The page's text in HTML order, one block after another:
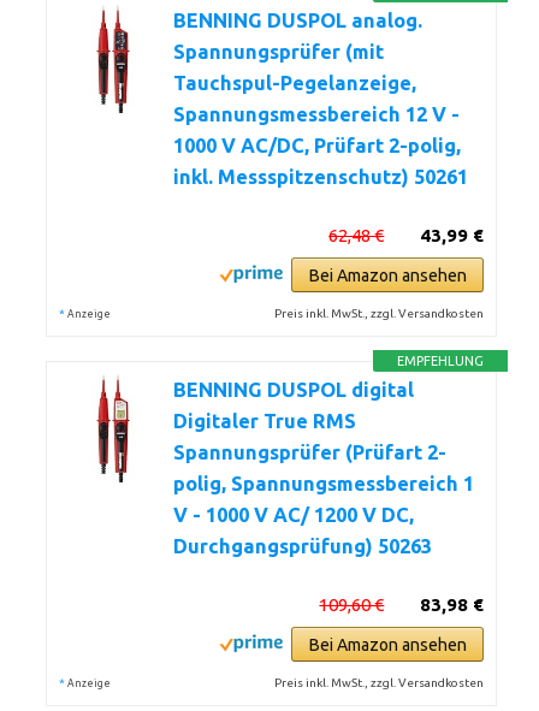
BENNING DUSPOL analog.
Spannungsprüfer (mit
Tauchspul-Pegelanzeige,
Spannungsmessbereich 12 V -
1000 V AC/DC, Prüfart 2-polig,
inkl. Messspitzenschutz) 50261
43,99 €
62,48 €
Bei Amazon ansehen
* Anzeige Preis inkl. MwSt., zzgl. Versandkosten
EMPFEHLUNG
BENNING DUSPOL digital
Digitaler True RMS
Spannungsprüfer (Prüfart 2-
polig, Spannungsmessbereich 1
V - 1000 V AC/ 1200 V DC,
Durchgangsprüfung) 50263
83,98 €
109,60 €
Bei Amazon ansehen
* Anzeige Preis inkl. MwSt., zzgl. Versandkosten